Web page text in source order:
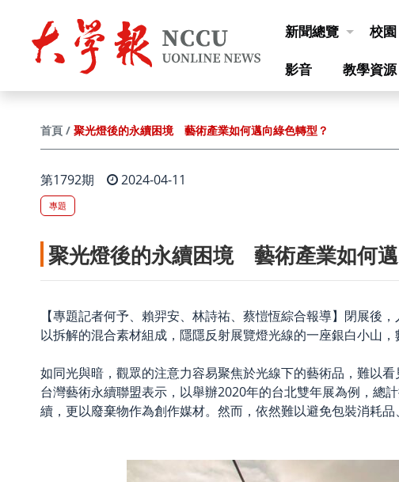
新聞總覽 校園
影音 教學資源
首頁 聚光燈後的永續困境 藝術產業如何邁向綠色轉型？
第1792期 2024-04-11
專題
聚光燈後的永續困境 藝術產業如何邁
【專題記者何予、賴羿安、林詩祐、蔡愷恆綜合報導】閉展後，
以拆解的混合素材組成，隱隱反射展覽燈光線的一座銀白小山，
如同光與暗，觀眾的注意力容易聚焦於光線下的藝術品，難以
台灣藝術永續聯盟表示，以舉辦2020年的台北雙年展為例，總
續，更以廢棄物作為創作媒材。然而，依然難以避免包裝消耗